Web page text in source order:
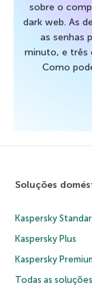
sobre o
dark web. As
as senhas
minuto, e três
Como
Soluções
Kaspersky
Kaspersky Plus
Kaspersky
Todas as soluções